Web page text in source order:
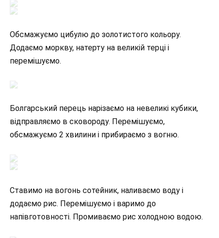
Обсмажуємо цибулю до золотистого кольору.
Додаємо моркву, натерту на великій терці і
перемішуємо.
Болгарський перець нарізаємо на невеликі кубики,
відправляємо в сковороду. Перемішуємо,
обсмажуємо 2 хвилини і прибираємо з вогню.
Ставимо на вогонь сотейник, наливаємо воду і
додаємо рис. Перемішуємо і варимо до
напівготовності. Промиваємо рис холодною водою.